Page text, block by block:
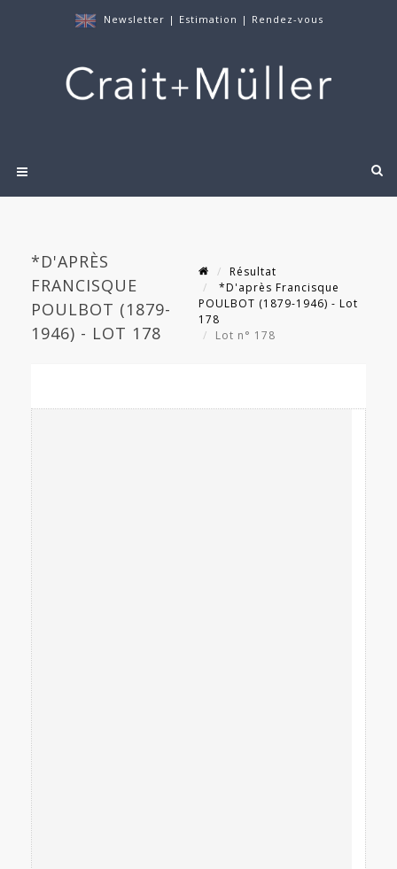
Newsletter | Estimation | Rendez-vous
*D'APRÈS
FRANCISQUE
POULBOT (1879-
1946) - LOT 178
Résultat
*D'après Francisque
POULBOT (1879-1946) - Lot
178
Lot n° 178